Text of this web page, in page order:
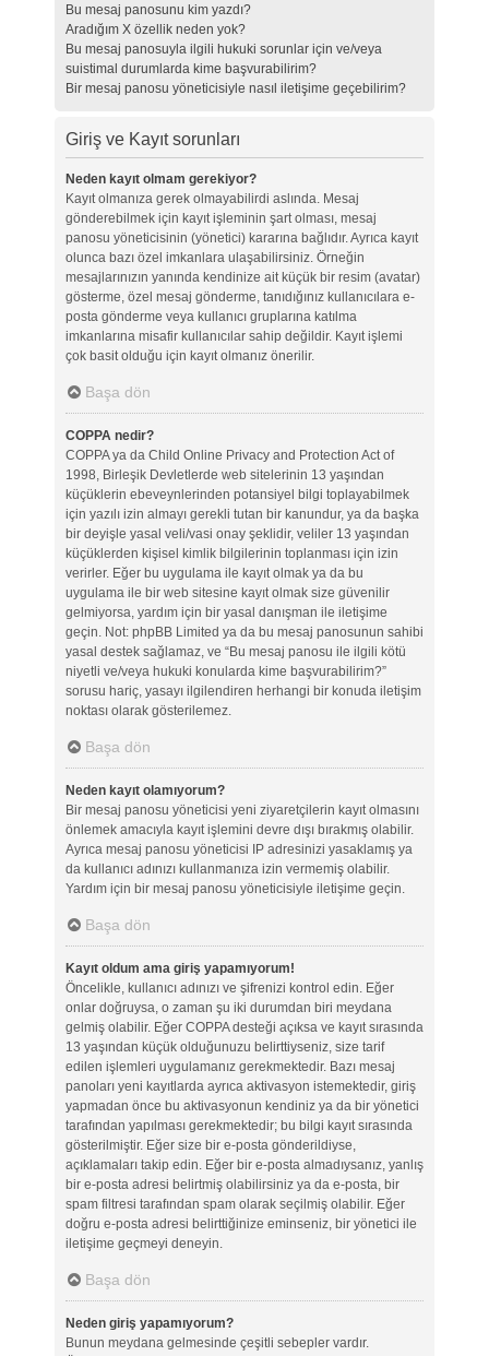
Bu mesaj panosunu kim yazdı?
Aradığım X özellik neden yok?
Bu mesaj panosuyla ilgili hukuki sorunlar için ve/veya
suistimal durumlarda kime başvurabilirim?
Bir mesaj panosu yöneticisiyle nasıl iletişime geçebilirim?
Giriş ve Kayıt sorunları
Neden kayıt olmam gerekiyor?
Kayıt olmanıza gerek olmayabilirdi aslında. Mesaj
gönderebilmek için kayıt işleminin şart olması, mesaj
panosu yöneticisinin (yönetici) kararına bağlıdır. Ayrıca kayıt
olunca bazı özel imkanlara ulaşabilirsiniz. Örneğin
mesajlarınızın yanında kendinize ait küçük bir resim (avatar)
gösterme, özel mesaj gönderme, tanıdığınız kullanıcılara e-
posta gönderme veya kullanıcı gruplarına katılma
imkanlarına misafir kullanıcılar sahip değildir. Kayıt işlemi
çok basit olduğu için kayıt olmanız önerilir.
Başa dön
COPPA nedir?
COPPA ya da Child Online Privacy and Protection Act of
1998, Birleşik Devletlerde web sitelerinin 13 yaşından
küçüklerin ebeveynlerinden potansiyel bilgi toplayabilmek
için yazılı izin almayı gerekli tutan bir kanundur, ya da başka
bir deyişle yasal veli/vasi onay şeklidir, veliler 13 yaşından
küçüklerden kişisel kimlik bilgilerinin toplanması için izin
verirler. Eğer bu uygulama ile kayıt olmak ya da bu
uygulama ile bir web sitesine kayıt olmak size güvenilir
gelmiyorsa, yardım için bir yasal danışman ile iletişime
geçin. Not: phpBB Limited ya da bu mesaj panosunun sahibi
yasal destek sağlamaz, ve “Bu mesaj panosu ile ilgili kötü
niyetli ve/veya hukuki konularda kime başvurabilirim?”
sorusu hariç, yasayı ilgilendiren herhangi bir konuda iletişim
noktası olarak gösterilemez.
Başa dön
Neden kayıt olamıyorum?
Bir mesaj panosu yöneticisi yeni ziyaretçilerin kayıt olmasını
önlemek amacıyla kayıt işlemini devre dışı bırakmış olabilir.
Ayrıca mesaj panosu yöneticisi IP adresinizi yasaklamış ya
da kullanıcı adınızı kullanmanıza izin vermemiş olabilir.
Yardım için bir mesaj panosu yöneticisiyle iletişime geçin.
Başa dön
Kayıt oldum ama giriş yapamıyorum!
Öncelikle, kullanıcı adınızı ve şifrenizi kontrol edin. Eğer
onlar doğruysa, o zaman şu iki durumdan biri meydana
gelmiş olabilir. Eğer COPPA desteği açıksa ve kayıt sırasında
13 yaşından küçük olduğunuzu belirttiyseniz, size tarif
edilen işlemleri uygulamanız gerekmektedir. Bazı mesaj
panoları yeni kayıtlarda ayrıca aktivasyon istemektedir, giriş
yapmadan önce bu aktivasyonun kendiniz ya da bir yönetici
tarafından yapılması gerekmektedir; bu bilgi kayıt sırasında
gösterilmiştir. Eğer size bir e-posta gönderildiyse,
açıklamaları takip edin. Eğer bir e-posta almadıysanız, yanlış
bir e-posta adresi belirtmiş olabilirsiniz ya da e-posta, bir
spam filtresi tarafından spam olarak seçilmiş olabilir. Eğer
doğru e-posta adresi belirttiğinize eminseniz, bir yönetici ile
iletişime geçmeyi deneyin.
Başa dön
Neden giriş yapamıyorum?
Bunun meydana gelmesinde çeşitli sebepler vardır.